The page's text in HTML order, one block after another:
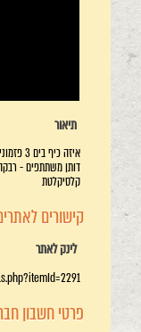
תיאור
איזה
דותן משתתפים -
קלסיקלטת
קישורים
לינק לאתר
פרטי חשבון